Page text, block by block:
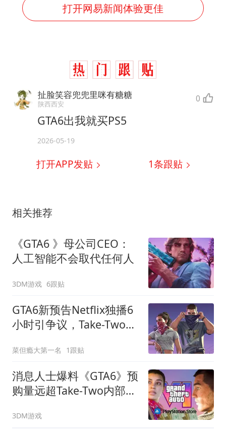
打开网易新闻体验更佳
扯脸笑容兜兜里咪有糖糖
陕西西安 0
GTA6出我就买PS5
2026-05-19
打开APP发贴 1条跟贴
相关推荐
《GTA6 》母公司CEO：
人工智能不会取代任何人
3DM游戏 6跟贴
GTA6新预告Netflix独播6
小时引争议，Take-Two老
菜但瘾大第一名 1跟贴
消息人士爆料《GTA6》预
购量远超Take-Two内部预
3DM游戏